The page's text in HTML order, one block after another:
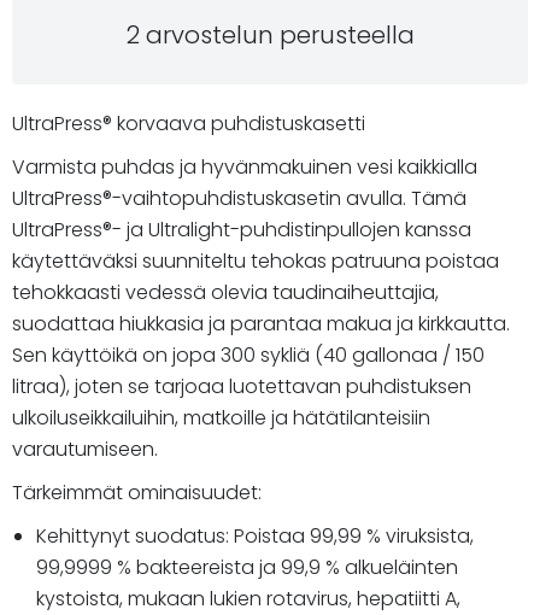
2 arvostelun perusteella
UltraPress® korvaava puhdistuskasetti
Varmista puhdas ja hyvänmakuinen vesi kaikkialla
UltraPress®-vaihtopuhdistuskasetin avulla. Tämä
UltraPress®- ja Ultralight-puhdistinpullojen kanssa
käytettäväksi suunniteltu tehokas patruuna poistaa
tehokkaasti vedessä olevia taudinaiheuttajia,
suodattaa hiukkasia ja parantaa makua ja kirkkautta.
Sen käyttöikä on jopa 300 sykliä (40 gallonaa / 150
litraa), joten se tarjoaa luotettavan puhdistuksen
ulkoiluseikkailuihin, matkoille ja hätätilanteisiin
varautumiseen.
Tärkeimmät ominaisuudet:
Kehittynyt suodatus: Poistaa 99,99 % viruksista,
99,9999 % bakteereista ja 99,9 % alkueläinten
kystoista, mukaan lukien rotavirus, hepatiitti A,